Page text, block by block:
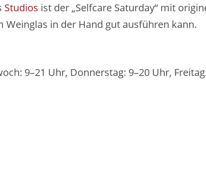
Studios ist der „Selfcare Saturday“ mit
Weinglas in der Hand gut ausführen kann.
9–21 Uhr, Donnerstag: 9–20 Uhr,